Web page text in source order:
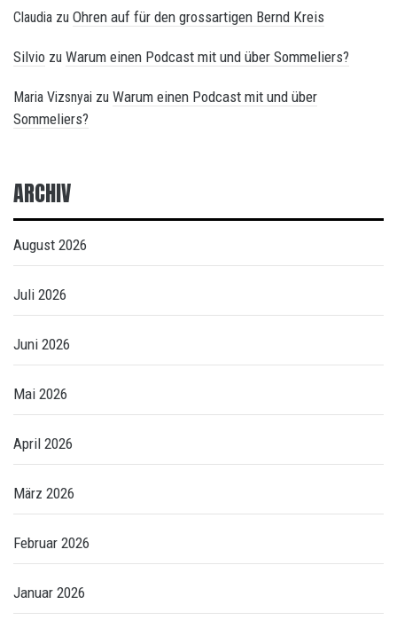
Claudia zu Ohren auf für den grossartigen Bernd Kreis
Silvio zu Warum einen Podcast mit und über Sommeliers?
Maria Vizsnyai zu Warum einen Podcast mit und über
Sommeliers?
ARCHIV
August 2026
Juli 2026
Juni 2026
Mai 2026
April 2026
März 2026
Februar 2026
Januar 2026